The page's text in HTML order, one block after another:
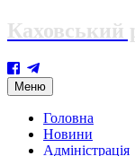
Каховський
Меню Skip
to
content
Головна
Новини
Адміністрація